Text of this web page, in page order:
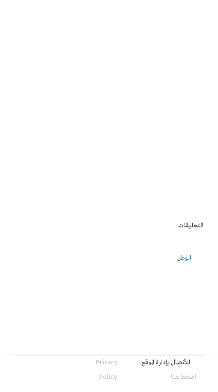
التعليقات
الوطن
للأتصال بإدارة الموقع
اضغط هنا
Privacy
Policy